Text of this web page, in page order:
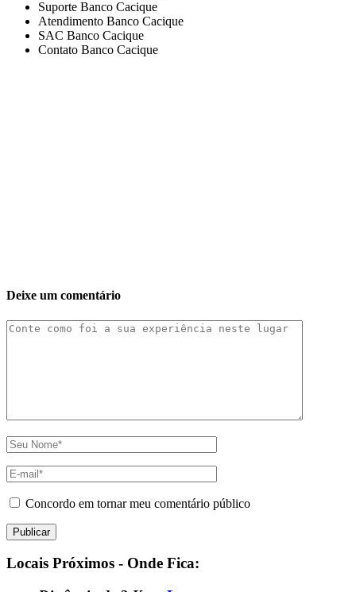
Suporte Banco Cacique
Atendimento Banco Cacique
SAC Banco Cacique
Contato Banco Cacique
Deixe um comentário
Concordo em tornar meu comentário público
Locais Próximos - Onde Fica: